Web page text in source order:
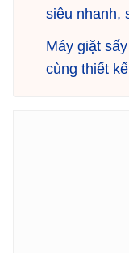
siêu nhanh,
Máy giặt
cùng thiết